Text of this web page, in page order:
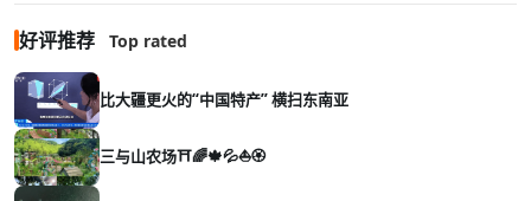
好评推荐 Top rated
比大疆更火的“中国特产” 横扫东南亚
三与山农场⛩️🌈🍁💦⛵🏵️